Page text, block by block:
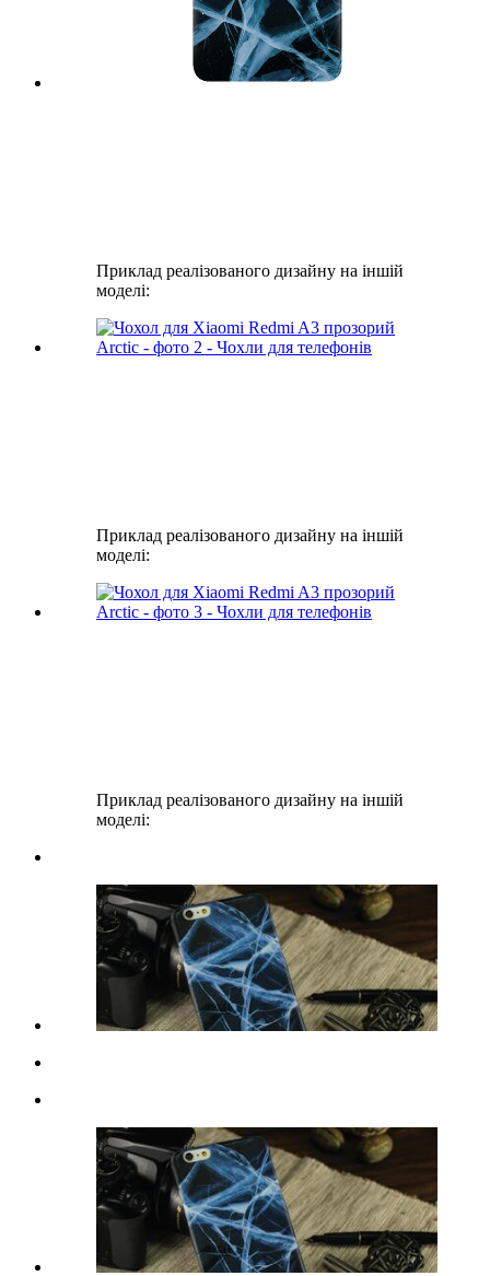
Приклад реалізованого дизайну на іншій
моделі:
Приклад реалізованого дизайну на іншій
моделі:
Приклад реалізованого дизайну на іншій
моделі: